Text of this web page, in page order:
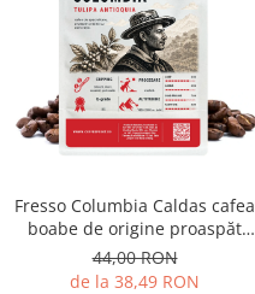
Fresso Columbia Caldas cafea
boabe de origine proaspăt
prăjită
44,00 RON
de la 38,49 RON